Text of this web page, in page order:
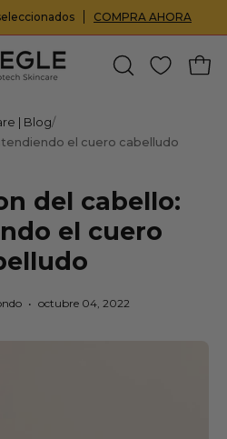
COMPRA AHORA
ABRIR
BÚSQUEDA
| Blog/
el cuero cabelludo
del cabello:
el cuero
octubre 04, 2022